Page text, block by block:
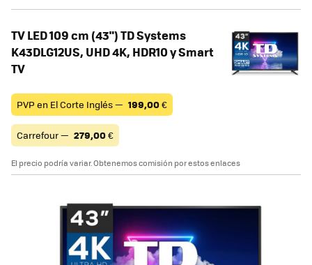
TV LED 109 cm (43") TD Systems
K43DLG12US, UHD 4K, HDR10 y Smart
TV
PVP en El Corte Inglés — 199,00€
Carrefour — 279,00€
El precio podría variar. Obtenemos comisión por estos enlaces